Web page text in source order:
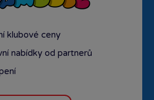
klubové ceny
nabídky od partnerů